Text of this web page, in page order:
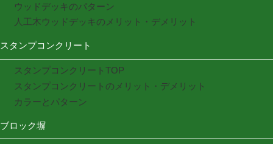
ウッドデッキのパターン
人工木ウッドデッキのメリット・デメリット
スタンプコンクリート
スタンプコンクリートTOP
スタンプコンクリートのメリット・デメリット
カラーとパターン
ブロック塀